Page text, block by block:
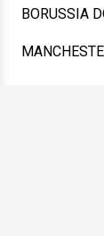
BORUSSIA